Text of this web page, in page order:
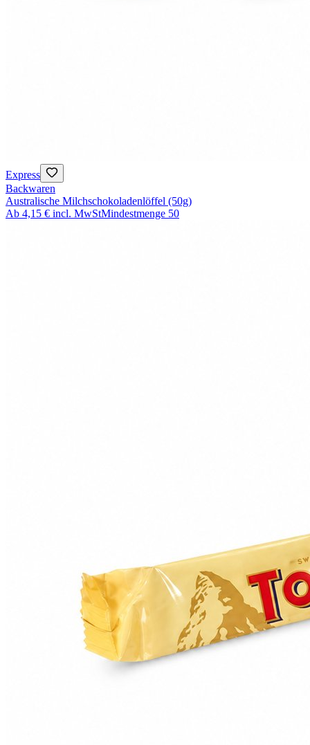
Express
Backwaren
Australische Milchschokoladenlöffel (50g)
Ab 4,15 € incl. MwStMindestmenge 50